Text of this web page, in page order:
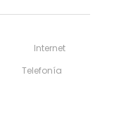
Internet
Telefonía